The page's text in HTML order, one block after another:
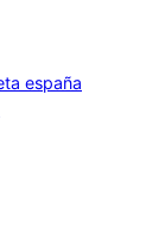
españa